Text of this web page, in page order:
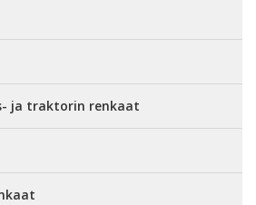
ja traktorin renkaat